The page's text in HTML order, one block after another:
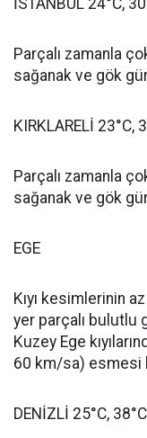
İSTANBUL 24°C,
Parçalı zamanla
sağanak ve gök
KIRKLARELİ 23°C,
Parçalı zamanla
sağanak ve gök
EGE
Kıyı kesimlerinin
yer parçalı bulutlu
Kuzey Ege
60 km/sa) esmesi
DENİZLİ 25°C, 38°C